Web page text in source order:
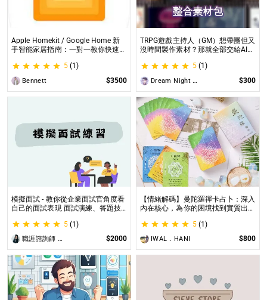
Apple Homekit / Google Home 新
手智能家居指南：一對一教你快速入
在線解答，輕鬆打造理想的智慧生活
5 (1)
Bennett $3500
TRPG遊戲主持人（GM）想帶團但又
沒時間製作素材？那就全部交給AI來
TRPG主持人（GM）們所開設的項
目，主要是為了讓主持人能少準備一
些東西。
5 (1)
Dream Night Butterfly $300
模擬面試 - 教你從企業面試官角度看
自己的面試表現 面試演練、答題技
5 (1)
職涯諮詢師 阿紫 $2000
【情緒解碼】曼陀羅禪卡占卜：深入
內在核心，為你的困境找到實質出口
情緒解析，打破人生卡關循環
5 (1)
IWAL．HANI $800